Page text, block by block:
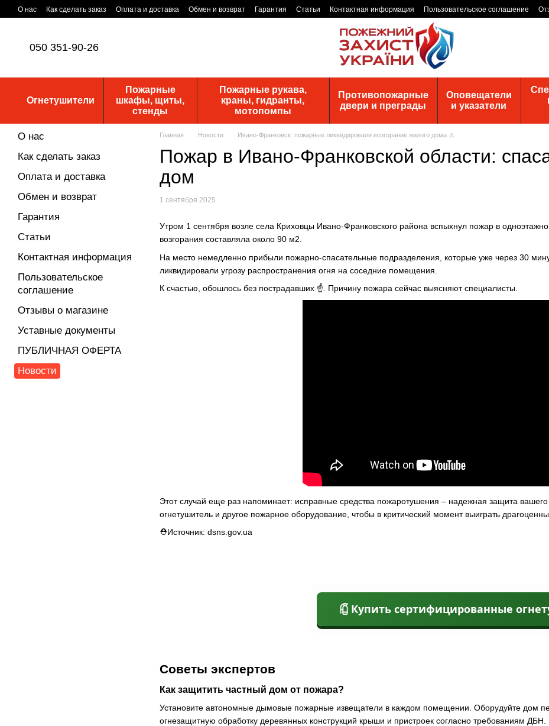
Перейти к основному контенту
О нас Как сделать заказ Оплата и доставка Обмен и возврат Гарантия Статьи Контактная информация Пользовательское соглашение
050 351-90-26
Огнетушители
Пожарные
шкафы, щиты,
стенды
Пожарные рукава,
краны, гидранты,
мотопомпы
Противопожарные
двери и преграды
Оповещатели
и указатели
Главная Новости Ивано-Франковск: пожарные ликвидировали возгорание жилого дома ⚠️
Пожар в Ивано-Франковской области:
дом
1 сентября 2025
Утром 1 сентября возле села Криховцы Ивано-Франковского района вспыхнул пожар в
возгорания составляла около 90 м2.
На место немедленно прибыли пожарно-спасательные подразделения, которые уже через 30
ликвидировали угрозу распространения огня на соседние помещения.
К счастью, обошлось без пострадавших ☝️. Причину пожара сейчас выясняют специалисты.
Этот случай еще раз напоминает: исправные средства пожаротушения – надежная защита
огнетушитель и другое пожарное оборудование, чтобы в критический момент выиграть
⛑Источник: dsns.gov.ua
Купить сертифицированные
Советы экспертов
Как защитить частный дом от пожара?
Установите автономные дымовые пожарные извещатели в каждом помещении. Оборудуйте дом
огнезащитную обработку деревянных конструкций крыши и пристроек согласно требованиям ДБН.
О нас
Как сделать заказ
Оплата и доставка
Обмен и возврат
Гарантия
Статьи
Контактная информация
Пользовательское
соглашение
Отзывы о магазине
Уставные документы
ПУБЛИЧНАЯ ОФЕРТА
Новости